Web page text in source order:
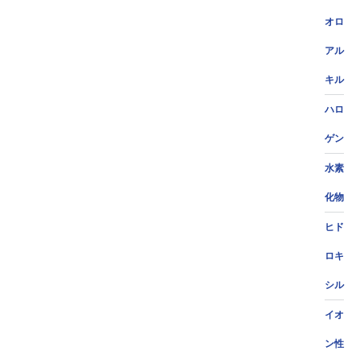
オロ
アル
キル
ハロ
ゲン
水素
化物
ヒド
ロキ
シル
イオ
ン性